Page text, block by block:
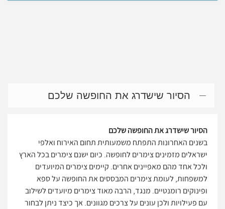
הסיור שישדרג את החופשה שלכם
הסיור שישדרג את החופשה שלכם
בשנים האחרונות התפתח משמעותית תחום האירוח ואלפי
ישראלים מזמינים צימרים לחופשה. כיום ישנם צימרים בכל הארץ
ולכל אחד מהם מאפיינים אחרים. קיימים צימרים המיועדים
למשפחות, לעומת צימרים המבססים את החופשה על ספא
ופינוקים רומנטיים. מנגד, הרבה מאוד צימרים מיועדים לשילוב
עם פעילויות ולכן עונים על צרכים מגוונים. אך כיצד ניתן לבחור